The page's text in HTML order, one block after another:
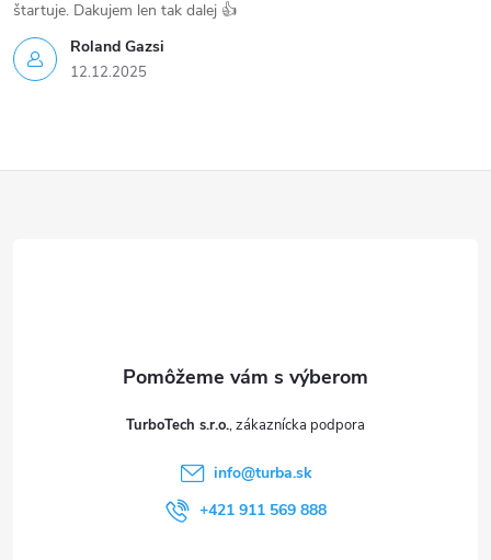
Roland Gazsi
12.12.2025
štartuje. Dakujem len tak dalej 👍
TurboTech s.r.o.
info@turba.sk
+421 911 569 888